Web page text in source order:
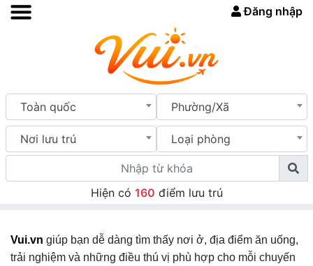
Đăng nhập
Toàn quốc Phường/Xã
Nơi lưu trú Loại phòng
Hiện có 160 điểm lưu trú
Vui.vn giúp bạn dễ dàng tìm thấy nơi ở, địa điểm ăn uống,
trải nghiệm và những điều thú vị phù hợp cho mỗi chuyến